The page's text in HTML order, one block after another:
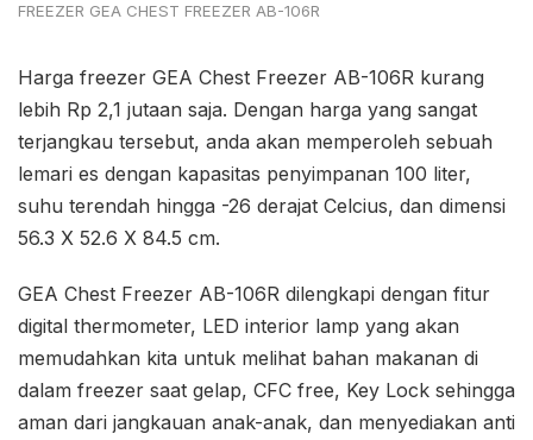
FREEZER GEA CHEST FREEZER AB-106R
Harga freezer GEA Chest Freezer AB-106R kurang
lebih Rp 2,1 jutaan saja. Dengan harga yang sangat
terjangkau tersebut, anda akan memperoleh sebuah
lemari es dengan kapasitas penyimpanan 100 liter,
suhu terendah hingga -26 derajat Celcius, dan dimensi
56.3 X 52.6 X 84.5 cm.
GEA Chest Freezer AB-106R dilengkapi dengan fitur
digital thermometer, LED interior lamp yang akan
memudahkan kita untuk melihat bahan makanan di
dalam freezer saat gelap, CFC free, Key Lock sehingga
aman dari jangkauan anak-anak, dan menyediakan anti